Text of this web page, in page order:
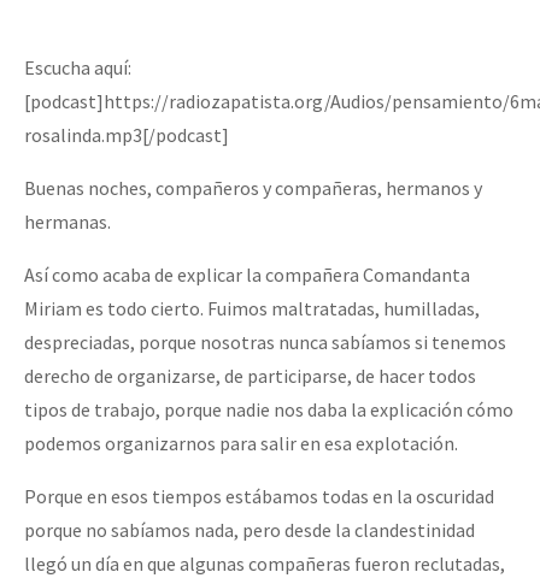
Escucha aquí:
[podcast]https://radiozapatista.org/Audios/pensamiento/
rosalinda.mp3[/podcast]
Buenas noches, compañeros y compañeras, hermanos y
hermanas.
Así como acaba de explicar la compañera Comandanta
Miriam es todo cierto. Fuimos maltratadas, humilladas,
despreciadas, porque nosotras nunca sabíamos si tenemos
derecho de organizarse, de participarse, de hacer todos
tipos de trabajo, porque nadie nos daba la explicación cómo
podemos organizarnos para salir en esa explotación.
Porque en esos tiempos estábamos todas en la oscuridad
porque no sabíamos nada, pero desde la clandestinidad
llegó un día en que algunas compañeras fueron reclutadas,